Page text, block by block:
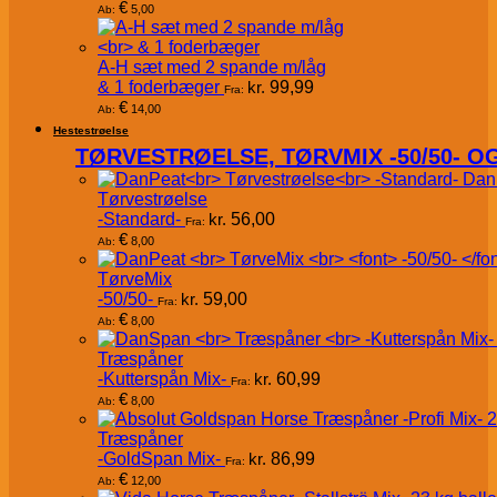
Ab: € 5,00
A-H sæt med 2 spande m/låg
& 1 foderbæger Fra: kr. 99,99
Ab: € 14,00
Hestestrøelse
TØRVESTRØELSE, TØRVMIX -50/50-
Tørvestrøelse
-Standard- Fra: kr. 56,00
Ab: € 8,00
TørveMix
-50/50- Fra: kr. 59,00
Ab: € 8,00
Træspåner
-Kutterspån Mix- Fra: kr. 60,99
Ab: € 8,00
Træspåner
-GoldSpan Mix- Fra: kr. 86,99
Ab: € 12,00